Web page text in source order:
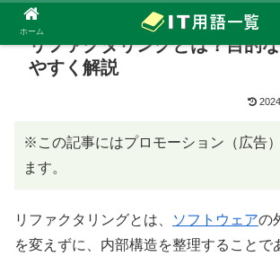
リファクタリングとは？目的
やすく解説
※この記事にはプロモーション（広告
ます。
リファクタリングとは、 ソフトウェアの
を変えずに、内部構造を整理することで
ホーム